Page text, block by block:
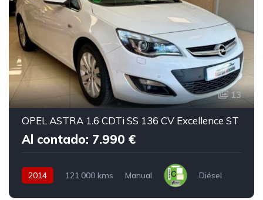
13
OPEL ASTRA 1.6 CDTi SS 136 CV Excellence ST
Al contado: 7.990 €
2014 121.000 kms Manual Diésel